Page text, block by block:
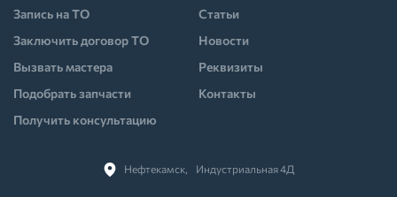
Нефтекамск,⠀Индустриальная 4Д
Запись на ТО
Заключить договор ТО
Вызвать мастера
Подобрать запчасти
Получить консультацию
Статьи
Новости
Реквизиты
Контакты